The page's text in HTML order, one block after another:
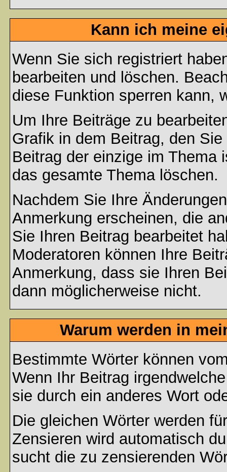
Kann ich meine
Wenn Sie sich registriert
bearbeiten und löschen.
diese Funktion sperren kann,
Um Ihre Beiträge zu
Grafik in dem Beitrag, den
Beitrag der einzige im Thema
das gesamte Thema löschen.
Nachdem Sie Ihre
Anmerkung erscheinen, die
Sie Ihren Beitrag bearbeitet
Moderatoren können Ihre
Anmerkung, dass sie Ihren
dann möglicherweise nicht.
Warum werden in
Bestimmte Wörter können
Wenn Ihr Beitrag
sie durch ein anderes Wort
Die gleichen Wörter werden
Zensieren wird automatisch
sucht die zu zensierenden